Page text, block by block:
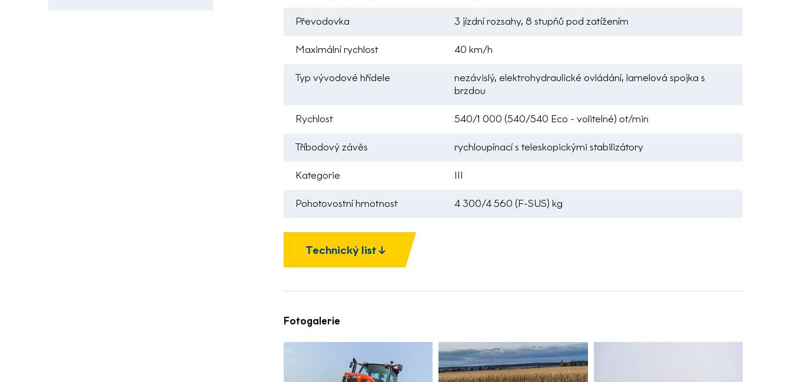
Převodovka 3 jízdní rozsahy, 8 stupňů pod zatížením
Maximální rychlost 40 km/h
Typ vývodové hřídele
nezávislý, elektrohydraulické ovládání, lamelová spojka s
brzdou
Rychlost 540/1 000 (540/540 Eco - volitelné) ot/min
Tříbodový závěs rychloupínací s teleskopickými stabilizátory
Kategorie III
Pohotovostní hmotnost 4 300/4 560 (F-SUS) kg
Technický list
Fotogalerie